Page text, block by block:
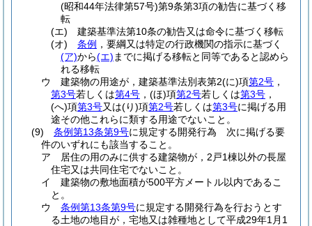
(昭和44年法律第57号)第9条第3項の勧告に基づく移
転
(エ)
建築基準法第10条の勧告又は命令に基づく移転
(オ)
条例 ，要綱又は特定の行政機関の指示に基づく
(ア)から(エ) までに掲げる移転と同等であると認めら
れる移転
ウ
建築物の用途が，建築基準法別表第2(に)項第2号 ，
第3号若しくは第4号 ， (ほ)項第2号若しくは第3号 ，
(へ)項第3号又は(り)項第2号若しくは第3号に掲げる用
途その他これらに類する用途でないこと。
(9)
条例第13条第9号に規定する開発行為 次に掲げる要
件のいずれにも該当すること。
ア
居住の用のみに供する建築物が，2戸1棟以外の長屋
住宅又は共同住宅でないこと。
イ
建築物の敷地面積が500平方メートル以内であるこ
と。
ウ
条例第13条第9号に規定する開発行為を行おうとす
る土地の地目が，宅地又は雑種地として平成29年1月1